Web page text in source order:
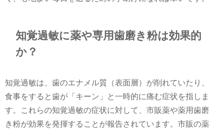
知覚過敏に薬や専用歯磨き粉は効果的
か？
知覚過敏は、歯のエナメル質（表面層）が削れていたり、
食事をすると歯が「キーン」と一時的に痛む症状を指しま
す。これらの知覚過敏の症状に対して、市販薬や薬用歯磨
き粉が効果を発揮することが報告されています。市販の薬